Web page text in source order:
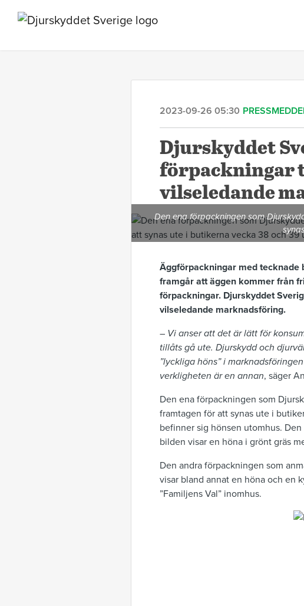
2023-09-26 05:30
Djurskyddet
förpackningar
vilseledande
Den ena förpackningen som
Äggförpackningar med tecknade
framgår att äggen kommer från
förpackningar. Djurskyddet
vilseledande marknadsföring.
– Vi anser att det är lätt för
tillåts gå ute. Djurskydd och
”lyckliga höns” i
verkligheten är en annan, säger
Den ena förpackningen som
framtagen för att synas ute i
befinner sig hönsen utomhus.
bilden visar en höna i grönt gräs
Den andra förpackningen som
visar bland annat en höna och en
”Familjens Val” inomhus.